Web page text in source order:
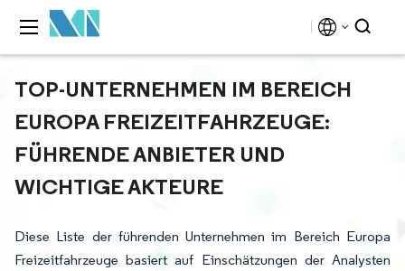
TOP-UNTERNEHMEN IM BEREICH
EUROPA FREIZEITFAHRZEUGE:
FÜHRENDE ANBIETER UND
WICHTIGE AKTEURE
Diese Liste der führenden Unternehmen im Bereich Europa
Freizeitfahrzeuge basiert auf Einschätzungen der Analysten